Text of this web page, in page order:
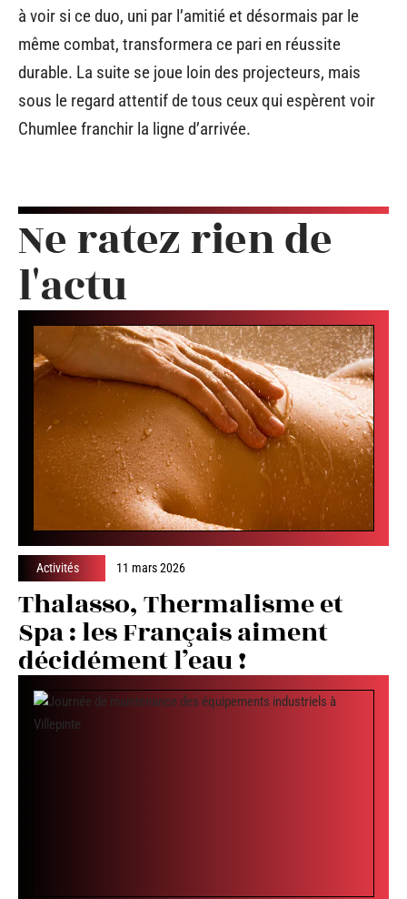
à voir si ce duo, uni par l’amitié et désormais par le
même combat, transformera ce pari en réussite
durable. La suite se joue loin des projecteurs, mais
sous le regard attentif de tous ceux qui espèrent voir
Chumlee franchir la ligne d’arrivée.
Ne ratez rien de
l'actu
Activités 11 mars 2026
Thalasso, Thermalisme et
Spa : les Français aiment
décidément l’eau !